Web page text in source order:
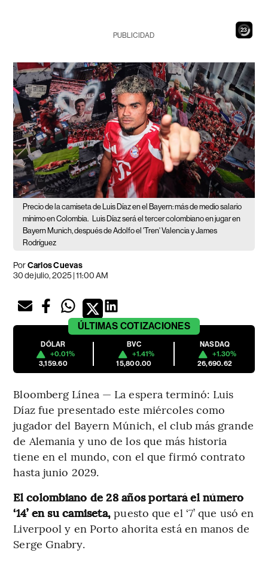
21
PUBLICIDAD
Precio de la camiseta de Luis Díaz en el Bayern: más de medio salario
mínimo en Colombia. Luis Díaz será el tercer colombiano en jugar en
Bayern Munich, después de Adolfo el 'Tren' Valencia y James
Rodríguez
PorCarlos Cuevas
30 de julio, 2025 | 11:00 AM
ÚLTIMAS COTIZACIONES
DÓLAR
+0.01%
3,159.60
BVC
+1.41%
15,800.00
NASDAQ
+1.30%
26,690.62
Bloomberg Línea — La espera terminó: Luis
Díaz fue presentado este miércoles como
jugador del Bayern Múnich, el club más grande
de Alemania y uno de los que más historia
tiene en el mundo, con el que firmó contrato
hasta junio 2029.
El colombiano de 28 años portará el número
‘14’ en su camiseta, puesto que el ‘7’ que usó en
Liverpool y en Porto ahorita está en manos de
Serge Gnabry.